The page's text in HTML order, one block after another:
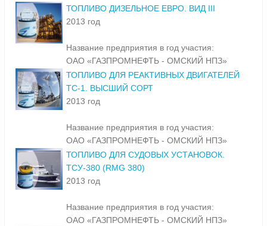
ТОПЛИВО ДИЗЕЛЬНОЕ ЕВРО. ВИД III
2013 год
Название предприятия в год участия:
ОАО «ГАЗПРОМНЕФТЬ - ОМСКИЙ НПЗ»
ТОПЛИВО ДЛЯ РЕАКТИВНЫХ ДВИГАТЕЛЕЙ
ТС-1. ВЫСШИЙ СОРТ
2013 год
Название предприятия в год участия:
ОАО «ГАЗПРОМНЕФТЬ - ОМСКИЙ НПЗ»
ТОПЛИВО ДЛЯ СУДОВЫХ УСТАНОВОК.
ТСУ-380 (RMG 380)
2013 год
Название предприятия в год участия:
ОАО «ГАЗПРОМНЕФТЬ - ОМСКИЙ НПЗ»